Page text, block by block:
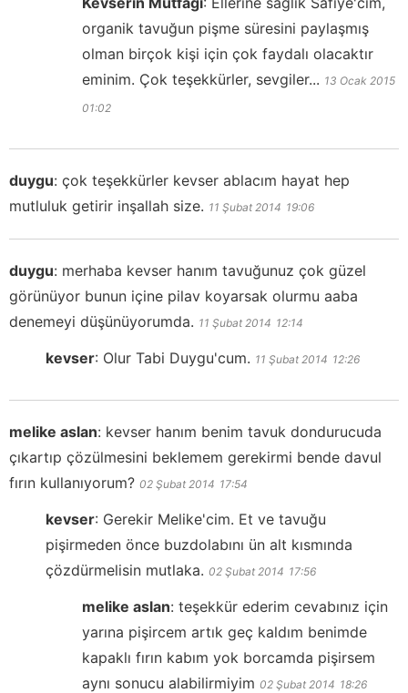
organik tavuğun pişme süresini paylaşmış
olman birçok kişi için çok faydalı olacaktır
eminim. Çok teşekkürler, sevgiler... 13 Ocak 2015
01:02
duygu: çok teşekkürler kevser ablacım hayat hep
mutluluk getirir inşallah size. 11 Şubat 2014 19:06
duygu: merhaba kevser hanım tavuğunuz çok güzel
görünüyor bunun içine pilav koyarsak olurmu aaba
denemeyi düşünüyorumda. 11 Şubat 2014 12:14
kevser: Olur Tabi Duygu'cum. 11 Şubat 2014 12:26
melike aslan: kevser hanım benim tavuk dondurucuda
çıkartıp çözülmesini beklemem gerekirmi bende davul
fırın kullanıyorum? 02 Şubat 2014 17:54
kevser: Gerekir Melike'cim. Et ve tavuğu
pişirmeden önce buzdolabını ün alt kısmında
çözdürmelisin mutlaka. 02 Şubat 2014 17:56
melike aslan: teşekkür ederim cevabınız için
yarına pişircem artık geç kaldım benimde
kapaklı fırın kabım yok borcamda pişirsem
aynı sonucu alabilirmiyim 02 Şubat 2014 18:26